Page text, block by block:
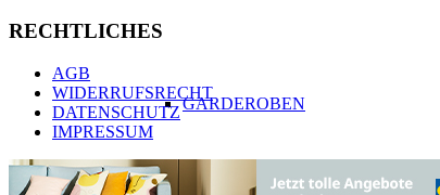
GARDEROBEN
RECHTLICHES
AGB
WIDERRUFSRECHT
DATENSCHUTZ
IMPRESSUM